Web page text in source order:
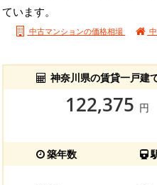
ています。
中古マンションの価格相場
神奈川県の賃貸一戸建
122,375 円
築年数